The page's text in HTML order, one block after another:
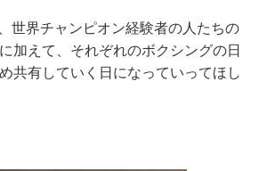
世界チャンピオン経験者の人たちの
加えて、それぞれのボクシングの日
共有していく日になっていってほし